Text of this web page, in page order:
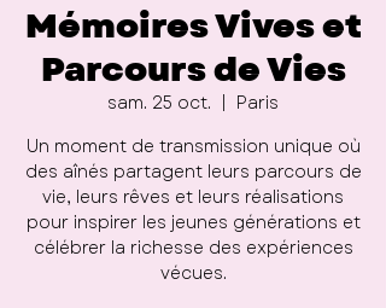
Mémoires Vives et
Parcours de Vies
sam. 25 oct.
Paris
Un moment de transmission unique où
des aînés partagent leurs parcours de
vie, leurs rêves et leurs réalisations
pour inspirer les jeunes générations et
célébrer la richesse des expériences
vécues.